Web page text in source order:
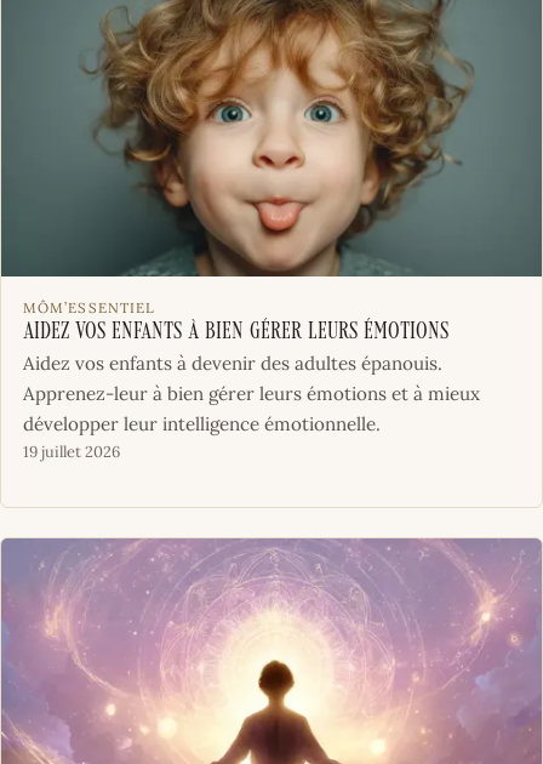
MÔM’ESSENTIEL
Aidez vos enfants à bien gérer leurs émotions
Aidez vos enfants à devenir des adultes épanouis.
Apprenez-leur à bien gérer leurs émotions et à mieux
développer leur intelligence émotionnelle.
19 juillet 2026